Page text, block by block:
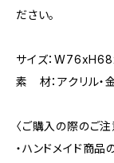
ださい。
サイズ：
素 材：アクリル・
〈ご購入の際のご注
・ハンドメイド商